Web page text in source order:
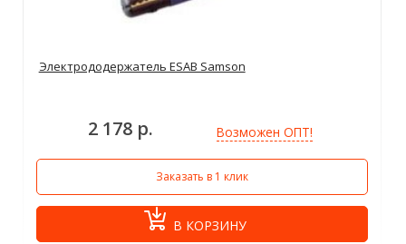
Электрододержатель ESAB Samson
2 178 р. Возможен ОПТ!
Заказать в 1 клик
В КОРЗИНУ